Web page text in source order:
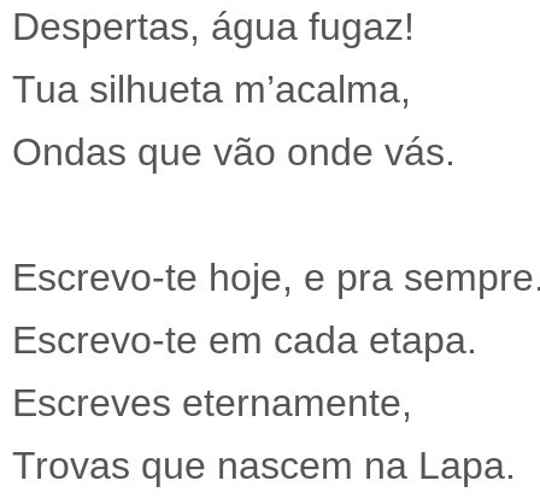
Despertas, água fugaz!
Tua silhueta m’acalma,
Ondas que vão onde vás.
Escrevo-te hoje, e pra
Escrevo-te em cada etapa.
Escreves eternamente,
Trovas que nascem na Lapa.